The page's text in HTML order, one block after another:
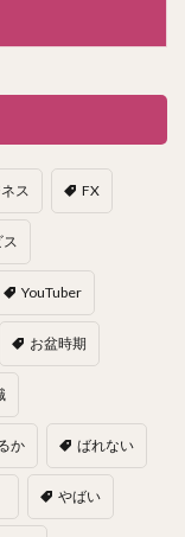
ス FX
YouTuber
お盆時期
か ばれない
やばい